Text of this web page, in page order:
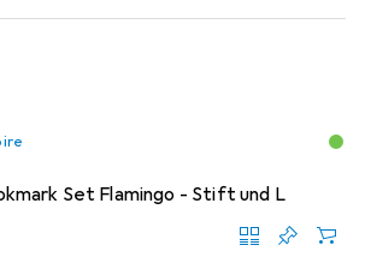
Set Flamingo - Stift und L